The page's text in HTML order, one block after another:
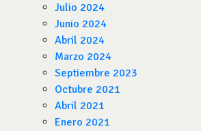
Julio 2024
Junio 2024
Abril 2024
Marzo 2024
Septiembre 2023
Octubre 2021
Abril 2021
Enero 2021